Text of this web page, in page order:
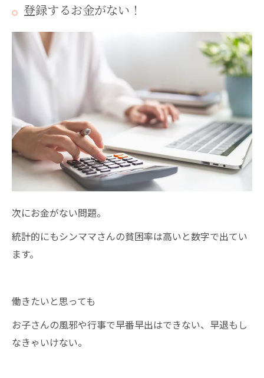
登録するお金がない！
次にお金がない問題。
統計的にもシンママさんの貧困率は高いと数字で出てい
ます。
働きたいと思っても
お子さんの風邪や行事で早番早出はできない、早退もし
なきゃいけない。